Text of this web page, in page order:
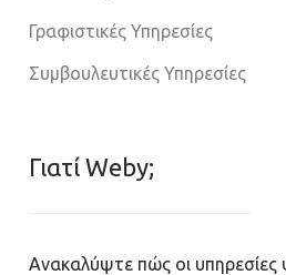
Γραφιστικές Υπηρεσίες
Συμβουλευτικές Υπηρεσίες
Γιατί Weby;
Ανακαλύψτε πώς οι υπηρεσίες